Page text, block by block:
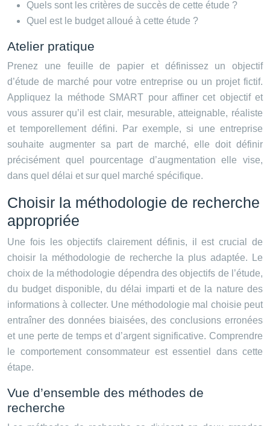
Quels sont les critères de succès de cette étude ?
Quel est le budget alloué à cette étude ?
Atelier pratique
Prenez une feuille de papier et définissez un objectif
d’étude de marché pour votre entreprise ou un projet fictif.
Appliquez la méthode SMART pour affiner cet objectif et
vous assurer qu’il est clair, mesurable, atteignable, réaliste
et temporellement défini. Par exemple, si une entreprise
souhaite augmenter sa part de marché, elle doit définir
précisément quel pourcentage d’augmentation elle vise,
dans quel délai et sur quel marché spécifique.
Choisir la méthodologie de recherche
appropriée
Une fois les objectifs clairement définis, il est crucial de
choisir la méthodologie de recherche la plus adaptée. Le
choix de la méthodologie dépendra des objectifs de l’étude,
du budget disponible, du délai imparti et de la nature des
informations à collecter. Une méthodologie mal choisie peut
entraîner des données biaisées, des conclusions erronées
et une perte de temps et d’argent significative. Comprendre
le comportement consommateur est essentiel dans cette
étape.
Vue d’ensemble des méthodes de
recherche